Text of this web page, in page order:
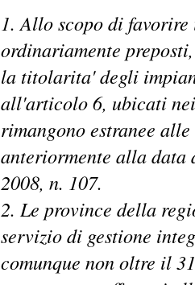
1. Allo scopo di
ordinariamente
la titolarita' degli
all'articolo 6, ubicati
rimangono estranee
anteriormente alla data
2008, n. 107.
2. Le province della
servizio di gestione
comunque non oltre il